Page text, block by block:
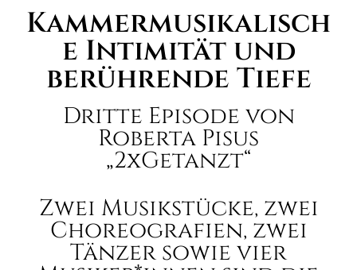
Kammermusikalisch
e Intimität und
berührende Tiefe
Dritte Episode von
Roberta Pisus
„2xGetanzt“
Zwei Musikstücke, zwei
Choreografien, zwei
Tänzer sowie vier